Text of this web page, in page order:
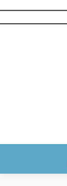
contenu